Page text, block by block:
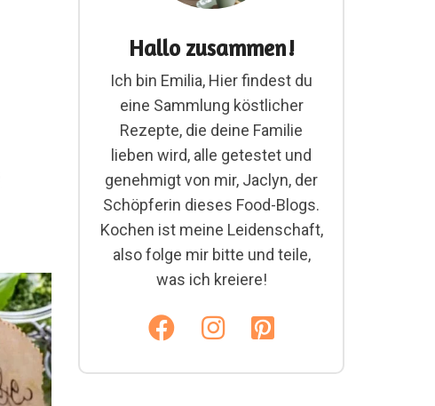
Hallo zusammen!
Ich bin Emilia, Hier findest du
eine Sammlung köstlicher
Rezepte, die deine Familie
lieben wird, alle getestet und
genehmigt von mir, Jaclyn, der
Schöpferin dieses Food-Blogs.
Kochen ist meine Leidenschaft,
also folge mir bitte und teile,
was ich kreiere!